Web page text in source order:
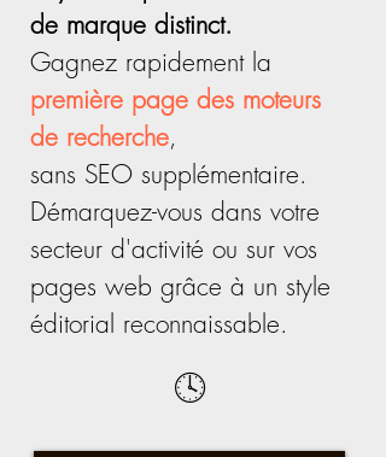
de marque distinct.
Gagnez rapidement la
première page des moteurs
de recherche,
sans SEO supplémentaire.
Démarquez-vous dans votre
secteur d'activité ou sur vos
pages web grâce à un style
éditorial reconnaissable.
🕓